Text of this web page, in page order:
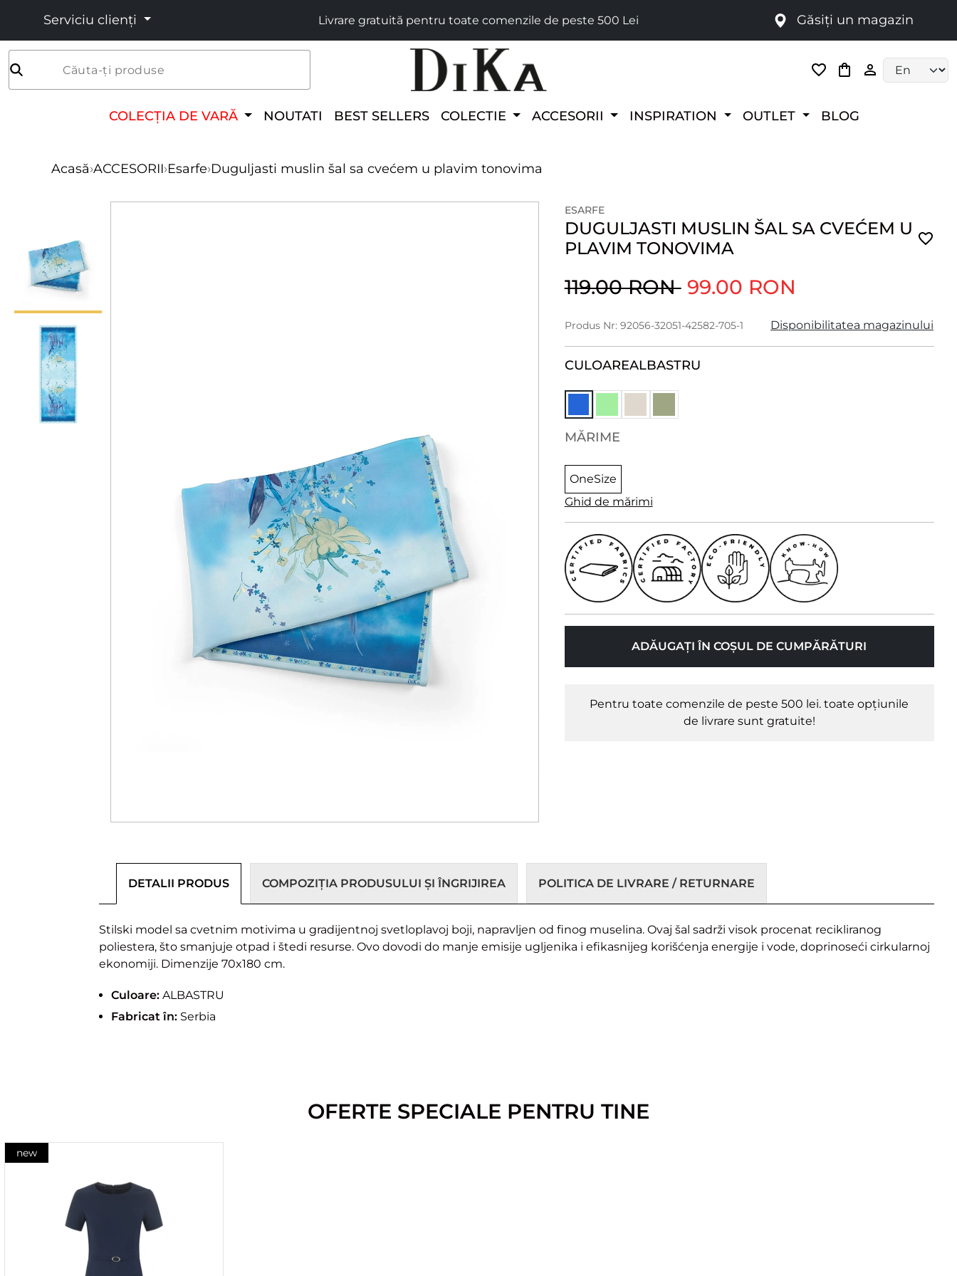
Serviciu clienți Livrare gratuită pentru toate comenzile de peste 500 Lei Găsiți un magazin
Căuta-ți produse
COLECȚIA DE VARĂ NOUTATI BEST SELLERS COLECTIE ACCESORII INSPIRATION OUTLET BLOG
Acasă›ACCESORII›Esarfe›Duguljasti muslin šal sa cvećem u plavim tonovima
ESARFE
DUGULJASTI MUSLIN ŠAL SA CVEĆEM U
PLAVIM TONOVIMA
119.00 RON 99.00 RON
Produs Nr: 92056-32051-42582-705-1 Disponibilitatea magazinului
CULOAREALBASTRU
MĂRIME
OneSize
Ghid de mărimi
ADĂUGAȚI ÎN COȘUL DE CUMPĂRĂTURI
Pentru toate comenzile de peste 500 lei. toate opțiunile
de livrare sunt gratuite!
DETALII PRODUS COMPOZIȚIA PRODUSULUI ȘI ÎNGRIJIREA POLITICA DE LIVRARE / RETURNARE
Stilski model sa cvetnim motivima u gradijentnoj svetloplavoj boji, napravljen od finog muselina. Ovaj šal sadrži visok procenat recikliranog
poliestera, što smanjuje otpad i štedi resurse. Ovo dovodi do manje emisije ugljenika i efikasnijeg korišćenja energije i vode, doprinoseći cirkularnoj
ekonomiji. Dimenzije 70x180 cm.
Culoare: ALBASTRU
Fabricat în: Serbia
OFERTE SPECIALE PENTRU TINE
new